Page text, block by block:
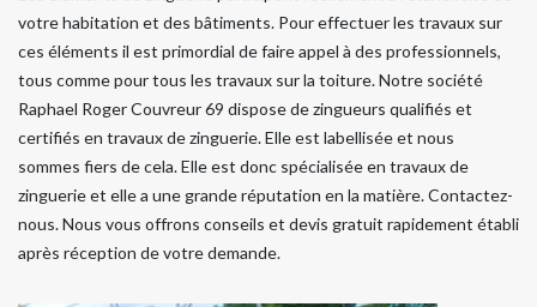
votre habitation et des bâtiments. Pour effectuer les travaux sur
ces éléments il est primordial de faire appel à des professionnels,
tous comme pour tous les travaux sur la toiture. Notre société
Raphael Roger Couvreur 69 dispose de zingueurs qualifiés et
certifiés en travaux de zinguerie. Elle est labellisée et nous
sommes fiers de cela. Elle est donc spécialisée en travaux de
zinguerie et elle a une grande réputation en la matière. Contactez-
nous. Nous vous offrons conseils et devis gratuit rapidement établi
après réception de votre demande.